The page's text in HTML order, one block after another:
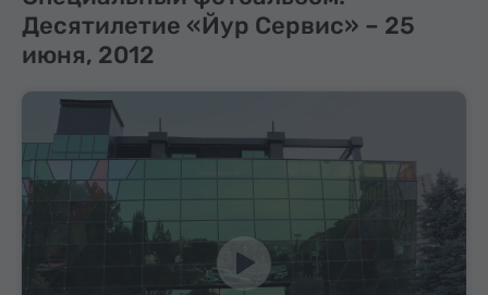
Десятилетие «Йур Сервис» – 25
июня, 2012